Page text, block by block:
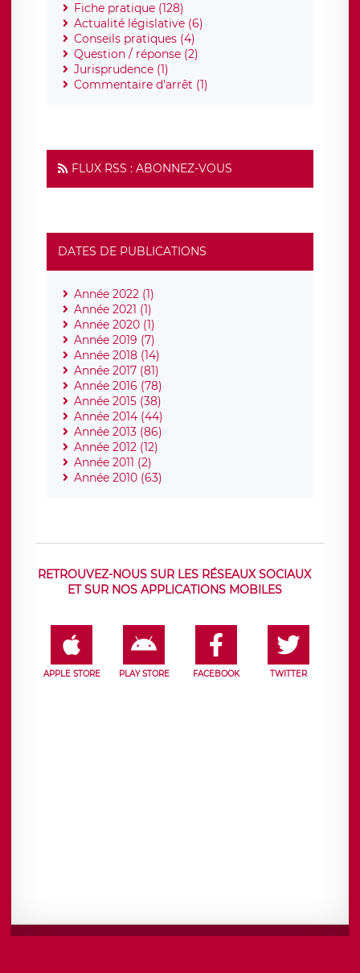
Fiche pratique (128)
Actualité législative (6)
Conseils pratiques (4)
Question / réponse (2)
Jurisprudence (1)
Commentaire d'arrêt (1)
FLUX RSS : ABONNEZ-VOUS
DATES DE PUBLICATIONS
Année 2022 (1)
Année 2021 (1)
Année 2020 (1)
Année 2019 (7)
Année 2018 (14)
Année 2017 (81)
Année 2016 (78)
Année 2015 (38)
Année 2014 (44)
Année 2013 (86)
Année 2012 (12)
Année 2011 (2)
Année 2010 (63)
RETROUVEZ-NOUS SUR LES RÉSEAUX SOCIAUX
ET SUR NOS APPLICATIONS MOBILES
APPLE STORE PLAY STORE FACEBOOK TWITTER